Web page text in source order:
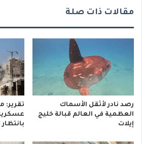
مقالات ذات صلة
رصد نادر لأثقل الأسماك
العظمية في العالم قبالة خليج
إيلات
تقرير: